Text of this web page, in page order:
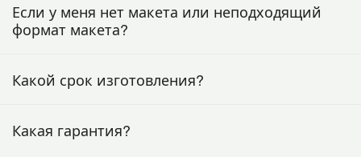
Если у меня нет макета или неподходящий
формат макета?
Какой срок изготовления?
Какая гарантия?